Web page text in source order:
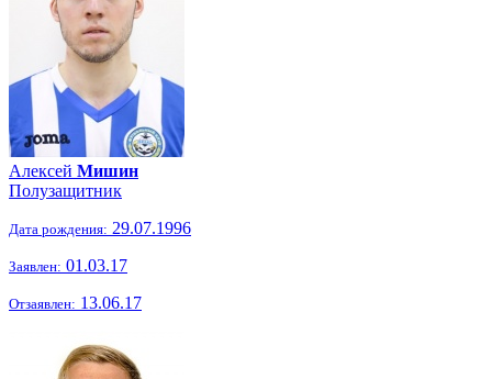
Алексей Мишин
Полузащитник
Дата рождения: 29.07.1996
Заявлен: 01.03.17
Отзаявлен: 13.06.17